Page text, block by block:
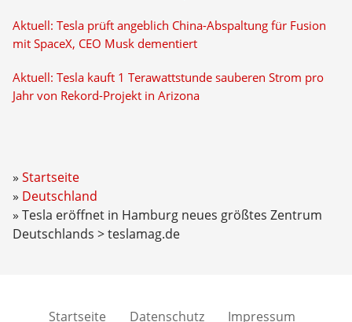
Aktuell: Tesla prüft angeblich China-Abspaltung für Fusion
mit SpaceX, CEO Musk dementiert
Aktuell: Tesla kauft 1 Terawattstunde sauberen Strom pro
Jahr von Rekord-Projekt in Arizona
Startseite
Deutschland
Tesla eröffnet in Hamburg neues größtes Zentrum
Deutschlands > teslamag.de
Startseite Datenschutz Impressum